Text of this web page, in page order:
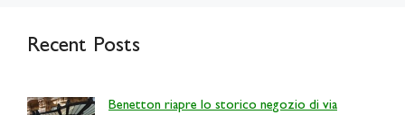
Recent Posts
Benetton riapre lo storico negozio di via